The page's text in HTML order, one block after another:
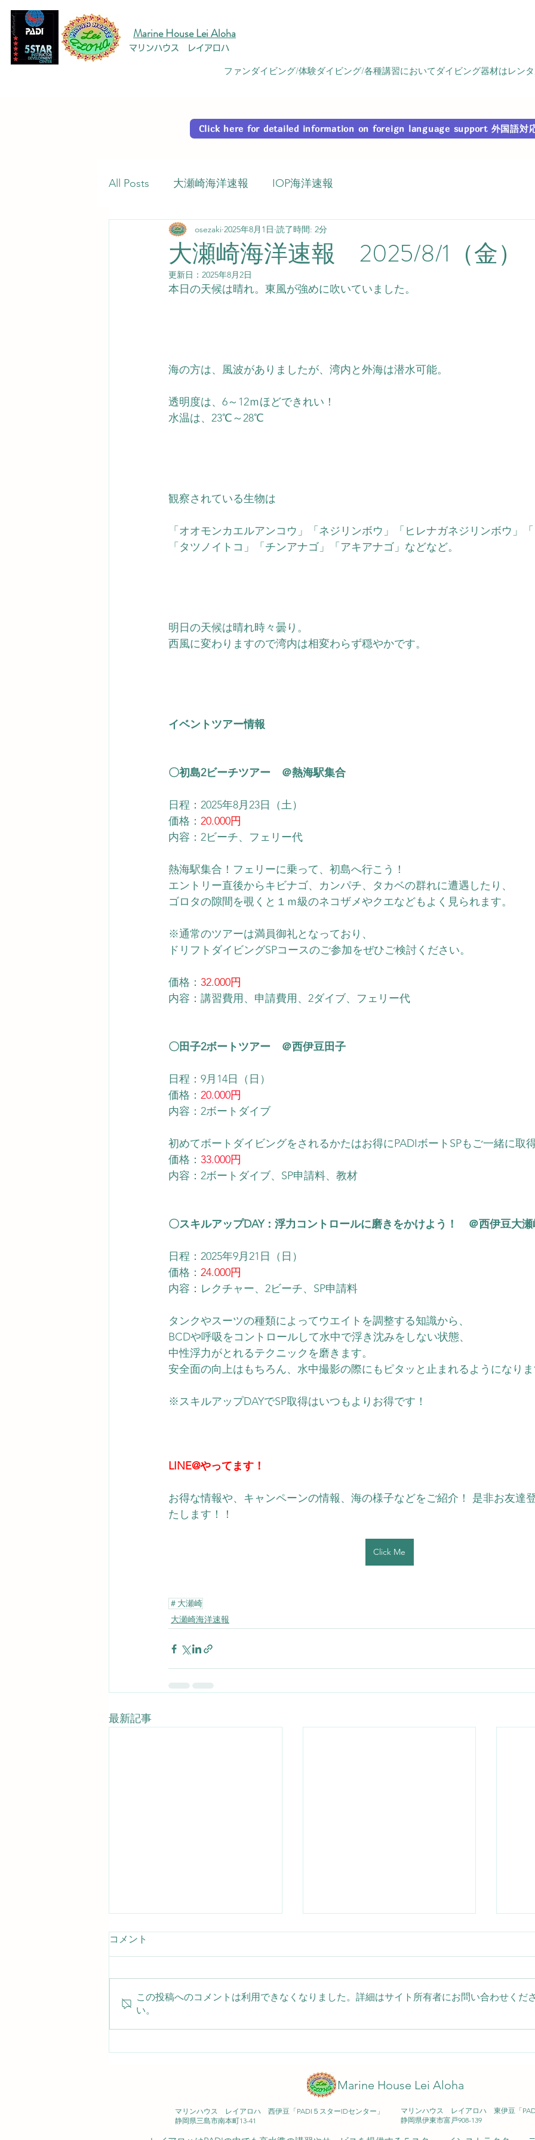
Marine House Lei Aloha
マリンハウス レイアロハ
ファンダイビング/体験ダイビング/各種講習においてダイビング器材はレン
Click here for detailed information on foreign language support 外国語対
All Posts 大瀬崎海洋速報 IOP海洋速報
大瀬崎海洋速報 2025/8/1（金）
osezaki 2025年8月1日 読了時間: 2分
更新日： 2025年8月2日
本日の天候は晴れ。東風が強めに吹いていました。
海の方は、風波がありましたが、湾内と外海は潜水可能。
透明度は、6～12ｍほどできれい！
水温は、23℃～28℃
観察されている生物は
「オオモンカエルアンコウ」「ネジリンボウ」「ヒレナガネジリンボウ」「
「タツノイトコ」「チンアナゴ」「アキアナゴ」などなど。
明日の天候は晴れ時々曇り。
西風に変わりますので湾内は相変わらず穏やかです。
イベントツアー情報
〇初島2ビーチツアー　＠熱海駅集合
日程：2025年8月23日（土）
価格： 20.000円
内容：2ビーチ、フェリー代
熱海駅集合！フェリーに乗って、初島へ行こう！
​エントリー直後からキビナゴ、カンパチ、タカベの群れに遭遇したり、
ゴロタの隙間を覗くと１ｍ級のネコザメやクエなどもよく見られます。
※通常のツアーは満員御礼となっており、
ドリフトダイビングSPコースのご参加をぜひご検討ください。
価格： 32.000円
内容：講習費用、申請費用、2ダイブ、フェリー代
〇田子2ボートツアー　＠西伊豆田子
日程：9月14日（日）
価格： 20.000円
内容：2ボートダイブ
初めてボートダイビングをされるかたはお得にPADIボートSPもご一緒に取
価格： 33.000円
内容：2ボートダイブ、SP申請料、教材
〇スキルアップDAY：浮力コントロールに磨きをかけよう！　＠西伊豆大瀬
日程：2025年9月21日（日）
価格： 24.000円
内容：レクチャー、2ビーチ、SP申請料
タンクやスーツの種類によってウエイトを調整する知識から、
BCDや呼吸をコントロールして水中で浮き沈みをしない状態、
中性浮力がとれるテクニックを磨きます。
安全面の向上はもちろん、水中撮影の際にもピタッと止まれるようになりま
※スキルアップDAYでSP取得はいつもよりお得です！
LINE@やってます！
お得な情報や、キャンペーンの情報、海の様子などをご紹介！ 是非お友達
たします！！
Click Me
＃大瀬崎
大瀬崎海洋速報
最新記事
いよいよ産卵！ニシキフウラ
小さな名脇役！ムチカラマツ
夏の
コメント
この投稿へのコメントは利用できなくなりました。詳細はサイト所有者にお問い合わせくださ
い。
Marine House Lei Aloha
マリンハウス レイアロハ 西伊豆「PADI５スターIDセンター」
静岡県三島市南本町13-41
マリンハウス レイアロハ 東伊豆「
​静岡県伊東市富戸908-139